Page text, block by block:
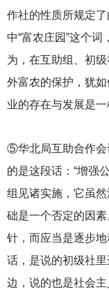
作社的性质所规定
中“富农庄园”这个
为，在互助组、初
外富农的保护，犹
业的存在与发展是一
⑤华北局互助合作会
的是这段话：“增强
组见诸实施，它虽
础是一个否定的因
针，而应当是逐步
话，是说的初级社
边，说的也是社会